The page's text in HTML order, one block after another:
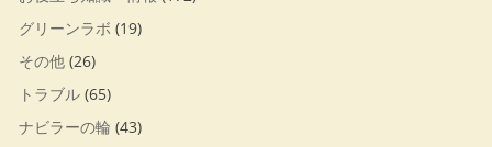
グリーンラボ (19)
その他 (26)
トラブル (65)
ナビラーの輪 (43)